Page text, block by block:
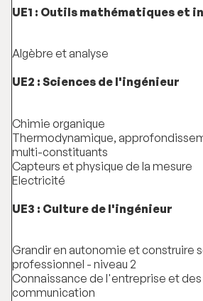
UE1 : Outils mathématiques et
Algèbre et analyse
UE2 : Sciences de l'ingénieur
Chimie organique
Thermodynamique,
multi-constituants
Capteurs et physique de la mesure
Electricité
UE3 : Culture de l'ingénieur
Grandir en autonomie et construire
professionnel - niveau 2
Connaissance de l'entreprise et
communication